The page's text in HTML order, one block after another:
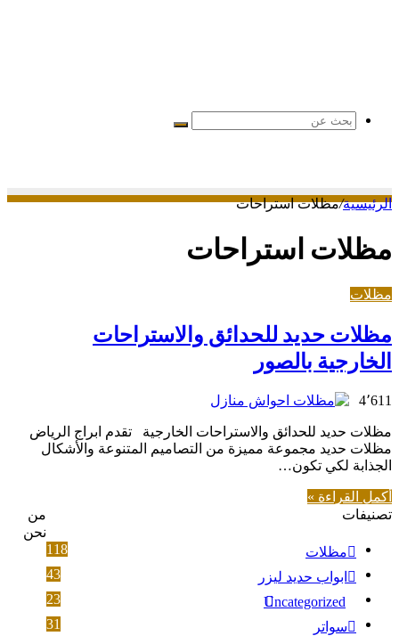
بحث
الرئيسية/مظلات استراحات
مظلات استراحات
مظلات
مظلات حديد للحدائق والاستراحات
الخارجية بالصور
4٬611
مظلات حديد للحدائق والاستراحات الخارجية تقدم ابراج الرياض
مظلات حديد مجموعة مميزة من التصاميم المتنوعة والأشكال
الجذابة لكي تكون…
أكمل القراءة »
تصنيفات
مظلات
118
ابواب حديد ليزر
43
Uncategorized
23
سواتر
31
من
نحن